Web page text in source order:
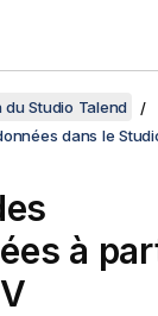
Studio Talend
dans le
à